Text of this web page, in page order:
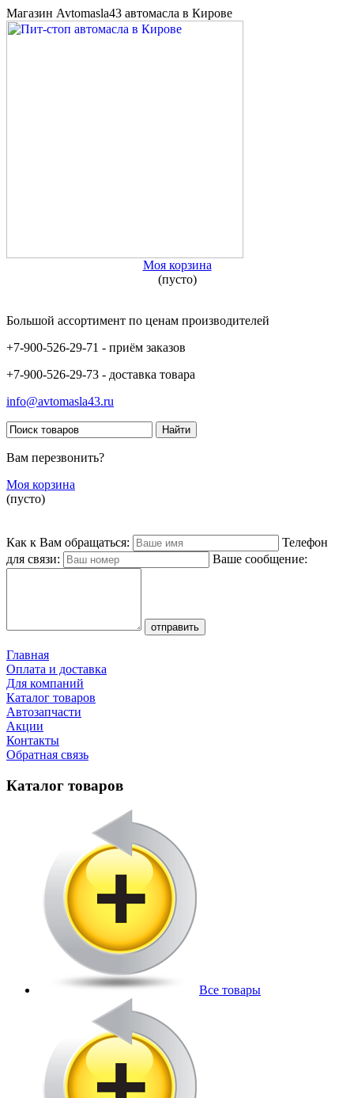
Магазин Avtomasla43 автомасла в Кирове
Моя корзина
(пусто)
Большой ассортимент по ценам производителей
+7-900-526-29-71 - приём заказов
+7-900-526-29-73 - доставка товара
info@avtomasla43.ru
Вам перезвонить?
Моя корзина
(пусто)
Как к Вам обращаться:
Телефон
для связи:
Ваше сообщение:
Главная
Оплата и доставка
Для компаний
Каталог товаров
Автозапчасти
Акции
Контакты
Обратная связь
Каталог товаров
Все товары